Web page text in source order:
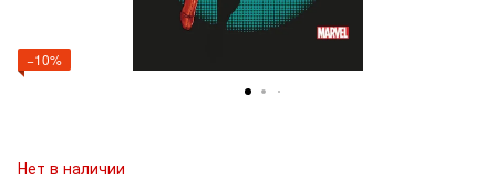
−10%
Нет в наличии